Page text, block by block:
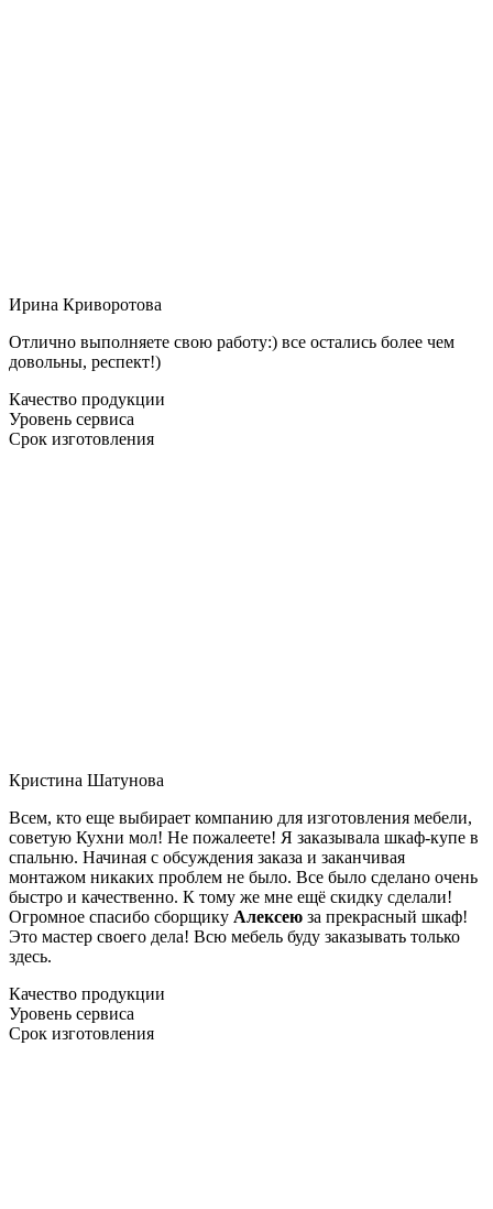
Ирина Криворотова
Отлично выполняете свою работу:) все остались более чем
довольны, респект!)
Качество продукции
Уровень сервиса
Срок изготовления
Кристина Шатунова
Всем, кто еще выбирает компанию для изготовления мебели,
советую Кухни мол! Не пожалеете! Я заказывала шкаф-купе в
спальню. Начиная с обсуждения заказа и заканчивая
монтажом никаких проблем не было. Все было сделано очень
быстро и качественно. К тому же мне ещё скидку сделали!
Огромное спасибо сборщику Алексею за прекрасный шкаф!
Это мастер своего дела! Всю мебель буду заказывать только
здесь.
Качество продукции
Уровень сервиса
Срок изготовления